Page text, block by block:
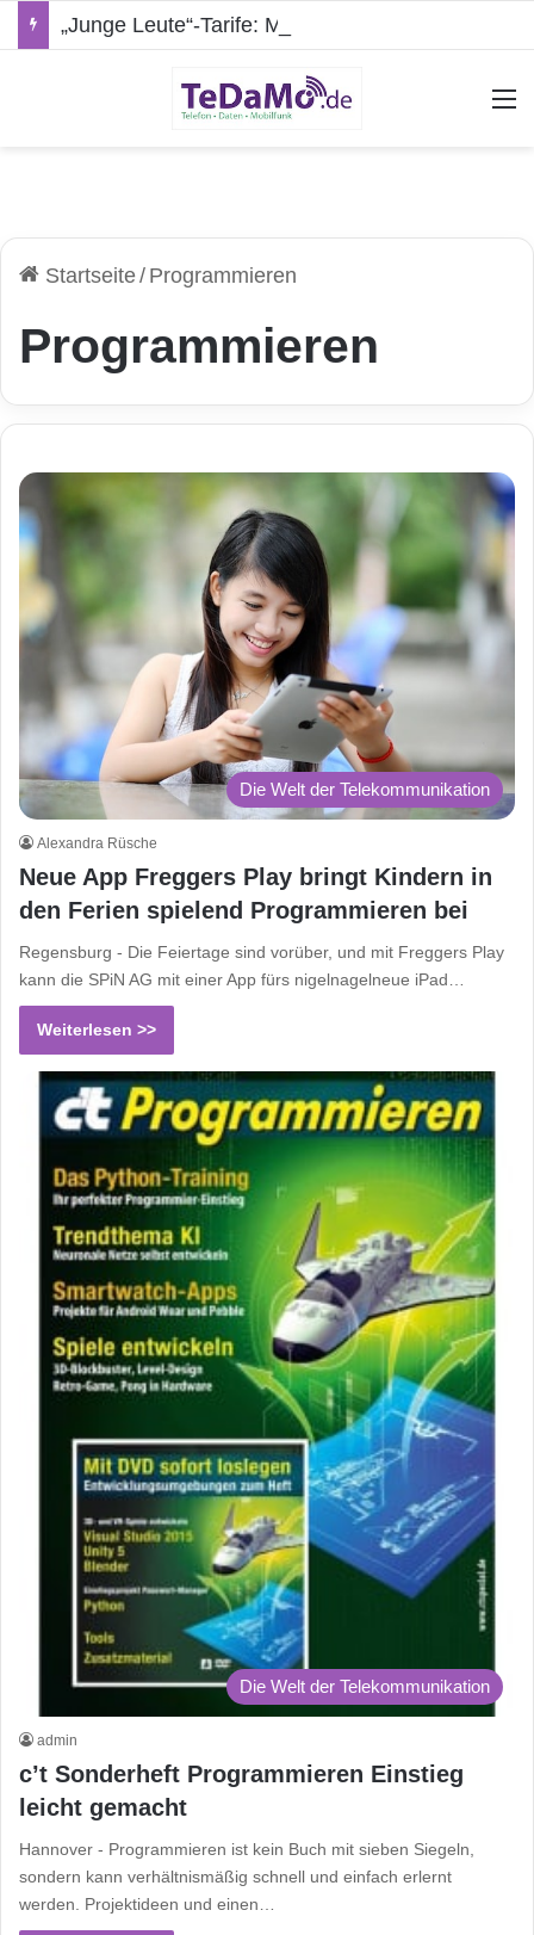
Startseite/ Programmieren
Programmieren
Die Welt der Telekommunikation
Alexandra Rüsche
Neue App Freggers Play bringt Kindern in
den Ferien spielend Programmieren bei
Regensburg - Die Feiertage sind vorüber, und mit Freggers Play
kann die SPiN AG mit einer App fürs nigelnagelneue iPad…
Weiterlesen >>
Die Welt der Telekommunikation
admin
c’t Sonderheft Programmieren Einstieg
leicht gemacht
Hannover - Programmieren ist kein Buch mit sieben Siegeln,
sondern kann verhältnismäßig schnell und einfach erlernt
werden. Projektideen und einen…